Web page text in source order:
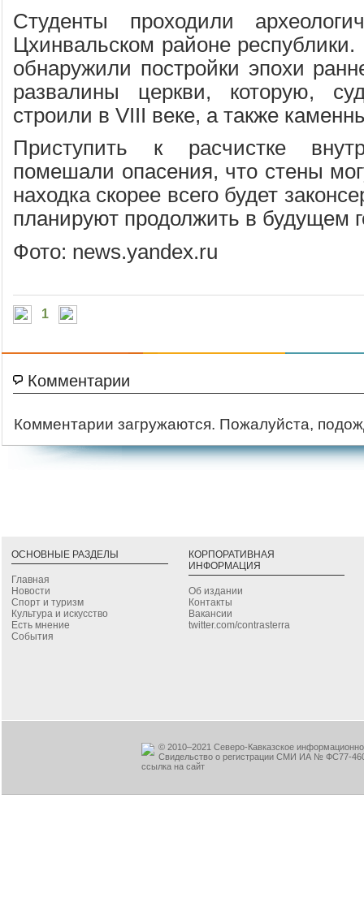
Студенты проходили
Цхинвальском районе республики.
обнаружили постройки эпохи
развалины церкви, которую,
строили в VIII веке, а также
Приступить к расчистке
помешали опасения, что стены
находка скорее всего будет
планируют продолжить в будущем
Фото: news.yandex.ru
1
Комментарии
Комментарии загружаются. Пожалуйста,
ОСНОВНЫЕ РАЗДЕЛЫ
Главная
Новости
Спорт и туризм
Культура и искусство
Есть мнение
События
КОРПОРАТИВНАЯ
ИНФОРМАЦИЯ
Об издании
Контакты
Вакансии
twitter.com/contrasterra
© 2010–2021 Северо-Кавказское
Свидельство о регистрации СМИ ИА № ФС77-
ссылка на сайт